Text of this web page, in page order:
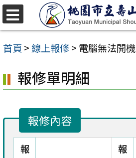
跳
至
主
內
容
首頁 >線上報修> 電腦無法開機
報修單明細
報修內容
報
報
選
單